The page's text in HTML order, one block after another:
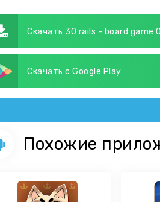
Скачать 30 rails - board game
Скачать с Google Play
Похожие